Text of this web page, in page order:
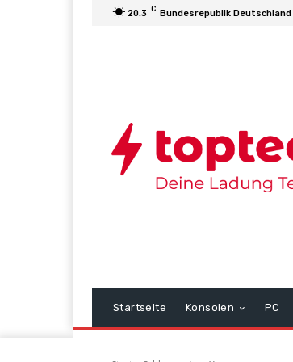
20.3 C Bundesrepublik Deutschland
Startseite Konsolen PC